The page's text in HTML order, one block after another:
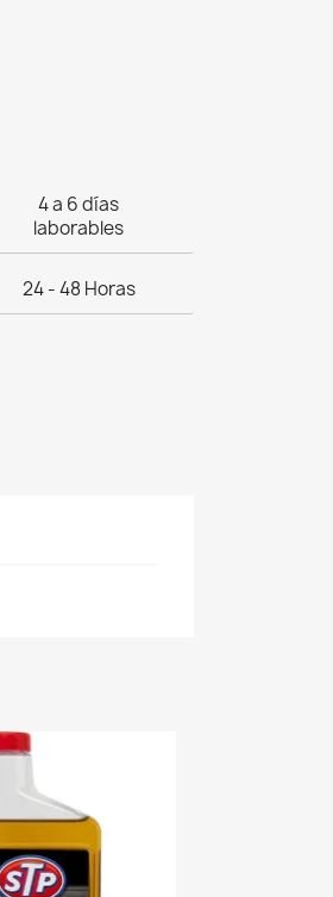
4 a 6 días
laborables
24 - 48 Horas